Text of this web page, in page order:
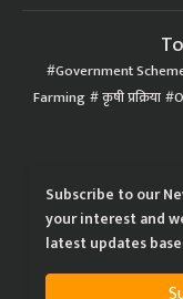
Government
Farming कृषी प्रक्रिया
Subscribe to our
your interest and
latest updates